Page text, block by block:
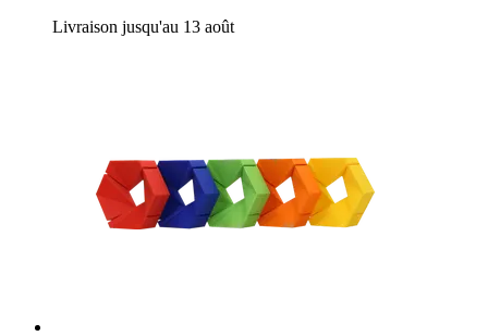
Livraison jusqu'au 13 août